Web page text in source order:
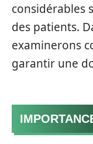
considérables
des patients.
examinerons
garantir une